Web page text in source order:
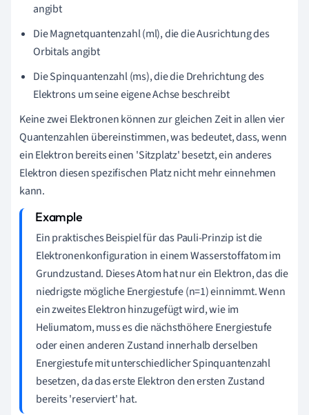
angibt
Die Magnetquantenzahl (ml), die die Ausrichtung des
Orbitals angibt
Die Spinquantenzahl (ms), die die Drehrichtung des
Elektrons um seine eigene Achse beschreibt
Keine zwei Elektronen können zur gleichen Zeit in allen vier
Quantenzahlen übereinstimmen, was bedeutet, dass, wenn
ein Elektron bereits einen 'Sitzplatz' besetzt, ein anderes
Elektron diesen spezifischen Platz nicht mehr einnehmen
kann.
Ein praktisches Beispiel für das Pauli-Prinzip ist die
Elektronenkonfiguration in einem Wasserstoffatom im
Grundzustand. Dieses Atom hat nur ein Elektron, das die
niedrigste mögliche Energiestufe (n=1) einnimmt. Wenn
ein zweites Elektron hinzugefügt wird, wie im
Heliumatom, muss es die nächsthöhere Energiestufe
oder einen anderen Zustand innerhalb derselben
Energiestufe mit unterschiedlicher Spinquantenzahl
besetzen, da das erste Elektron den ersten Zustand
bereits 'reserviert' hat.